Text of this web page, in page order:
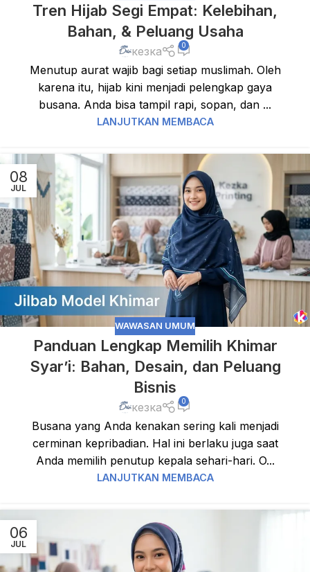
Tren Hijab Segi Empat: Kelebihan,
Bahan, & Peluang Usaha
кезка 0
Menutup aurat wajib bagi setiap muslimah. Oleh
karena itu, hijab kini menjadi pelengkap gaya
busana. Anda bisa tampil rapi, sopan, dan ...
LANJUTKAN MEMBACA
08
JUL
WAWASAN UMUM
Panduan Lengkap Memilih Khimar
Syar’i: Bahan, Desain, dan Peluang
Bisnis
кезка 0
Busana yang Anda kenakan sering kali menjadi
cerminan kepribadian. Hal ini berlaku juga saat
Anda memilih penutup kepala sehari-hari. O...
LANJUTKAN MEMBACA
06
JUL